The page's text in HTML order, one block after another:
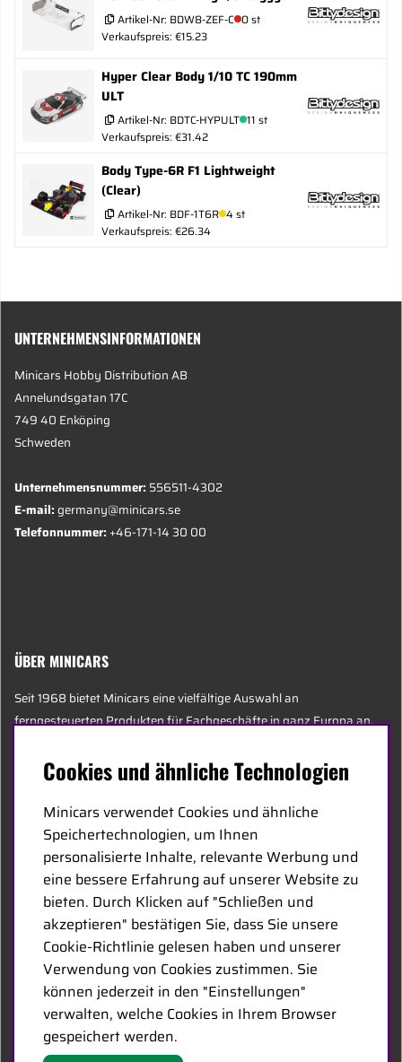
Artikel-Nr: BDW8-ZEF-C 0 st
Verkaufspreis: €15.23
Hyper Clear Body 1/10 TC 190mm
ULT
Artikel-Nr: BDTC-HYPULT 11 st
Verkaufspreis: €31.42
Body Type-6R F1 Lightweight
(Clear)
Artikel-Nr: BDF-1T6R 4 st
Verkaufspreis: €26.34
UNTERNEHMENSINFORMATIONEN
Minicars Hobby Distribution AB
Annelundsgatan 17C
749 40 Enköping
Schweden
Unternehmensnummer:556511-4302
E-mail:germany@minicars.se
Telefonnummer:+46-171-14 30 00
ÜBER MINICARS
Seit 1968 bietet Minicars eine vielfältige Auswahl an
ferngesteuerten Produkten für Fachgeschäfte in ganz Europa an.
Alters, darunter einige der sachkundigsten Experten der Branche,
die sich auf Hobby, Service und Logistik spezialisiert haben.
Der Hauptsitz von Minicars befindet sich in Enköping, strategisch
entlang der E18 zwischen Stockholm und Oslo gelegen.
MINICARS.SE
German
Kontakt
Händleranfragen
Cookies und ähnliche Technologien
Minicars verwendet Cookies und ähnliche
Speichertechnologien, um Ihnen
personalisierte Inhalte, relevante Werbung und
eine bessere Erfahrung auf unserer Website zu
bieten. Durch Klicken auf "Schließen und
akzeptieren" bestätigen Sie, dass Sie unsere
Cookie-Richtlinie gelesen haben und unserer
Verwendung von Cookies zustimmen. Sie
können jederzeit in den "Einstellungen"
verwalten, welche Cookies in Ihrem Browser
gespeichert werden.